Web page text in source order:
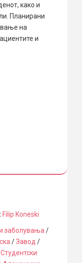
како и
Планирани
на
и
Filip Koneski
заболувања /
/Завод /
Студентски